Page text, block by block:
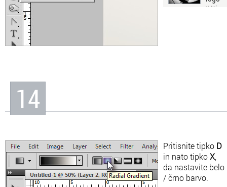
V tej
14
Pritisnite tipko D
in nato tipkoX
da nastavite belo
/ črno barvo.